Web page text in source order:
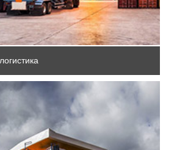
отрасль является
прогресса. Немецкие